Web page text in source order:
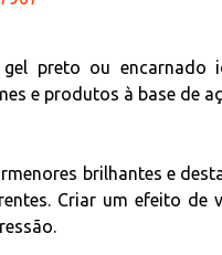
gel preto ou encarnado
e produtos à base de
brilhantes e
Criar um efeito